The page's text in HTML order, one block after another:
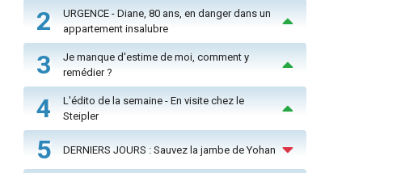
2
URGENCE - Diane, 80 ans, en danger dans un
appartement insalubre
3
Je manque d'estime de moi, comment y
remédier ?
4
L'édito de la semaine - En visite chez le
Steipler
5 DERNIERS JOURS : Sauvez la jambe de Yohan